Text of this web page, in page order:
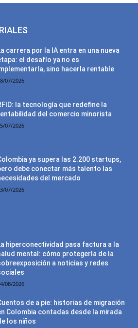
carrera por la IA entra en una nueva
el desafío ya no es
sino hacerla rentable
07/2026
la tecnología que redefine la
del comercio minorista
07/2026
ya supera las 2.200 startups,
debe conectar más talento las
del mercado
07/2026
hiperconectividad pasa factura a la
mental: cómo protegerla de la
a noticias y redes
08/2026
de a pie: historias de migración
Colombia contadas desde la mirada
los niños